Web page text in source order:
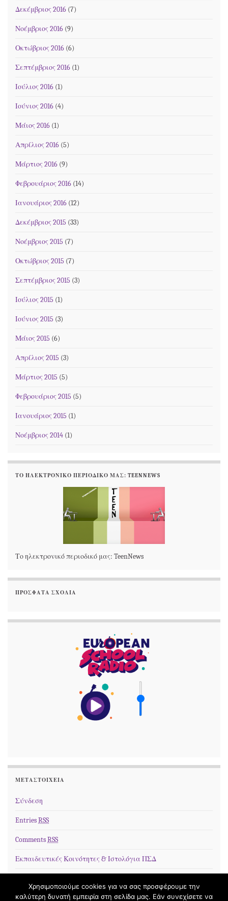
Δεκέμβριος 2016 (7)
Νοέμβριος 2016 (9)
Οκτώβριος 2016 (6)
Σεπτέμβριος 2016 (1)
Ιούλιος 2016 (1)
Ιούνιος 2016 (4)
Μάιος 2016 (1)
Απρίλιος 2016 (5)
Μάρτιος 2016 (9)
Φεβρουάριος 2016 (14)
Ιανουάριος 2016 (12)
Δεκέμβριος 2015 (33)
Νοέμβριος 2015 (7)
Οκτώβριος 2015 (7)
Σεπτέμβριος 2015 (3)
Ιούλιος 2015 (1)
Ιούνιος 2015 (3)
Μάιος 2015 (6)
Απρίλιος 2015 (3)
Μάρτιος 2015 (5)
Φεβρουάριος 2015 (5)
Ιανουάριος 2015 (1)
Νοέμβριος 2014 (1)
ΤΟ ΗΛΕΚΤΡΟΝΙΚΌ ΠΕΡΙΟΔΙΚΌ ΜΑΣ: TEENNEWS
Το ηλεκτρονικό περιοδικό μας: TeenNews
ΠΡΌΣΦΑΤΑ ΣΧΌΛΙΑ
ΜΕΤΑΣΤΟΙΧΕΊΑ
Σύνδεση
EntriesRSS
CommentsRSS
Εκπαιδευτικές Κοινότητες & Ιστολόγια ΠΣΔ
Χρησιμοποιούμε cookies για να σας προσφέρουμε την
καλύτερη δυνατή εμπειρία στη σελίδα μας. Εάν συνεχίσετε να